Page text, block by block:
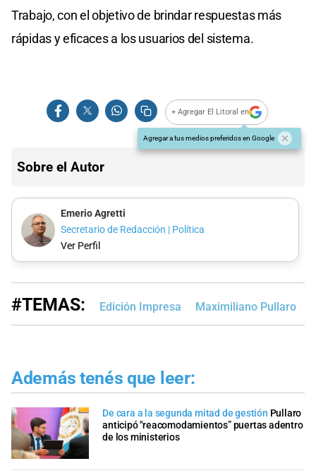
Trabajo, con el objetivo de brindar respuestas más
rápidas y eficaces a los usuarios del sistema.
+ Agregar El Litoral en
Agregar a tus medios preferidos en Google
Sobre el Autor
Emerio Agretti
Secretario de Redacción | Política
Ver Perfil
#TEMAS: Edición Impresa Maximiliano Pullaro
Además tenés que leer:
De cara a la segunda mitad de gestión Pullaro
anticipó "reacomodamientos” puertas adentro
de los ministerios